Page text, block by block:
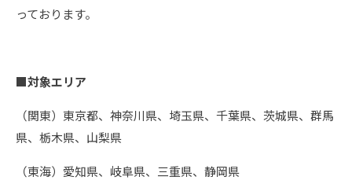
っております。
■対象エリア
（関東）東京都、神奈川県、埼玉県、千葉県、茨城県、群馬
県、栃木県、山梨県
（東海）愛知県、岐阜県、三重県、静岡県